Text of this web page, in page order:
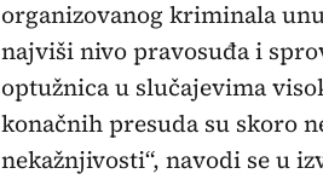
organizovanog kriminala
najviši nivo pravosuđa i
optužnica u slučajevima
konačnih presuda su skoro
nekažnjivosti“, navodi se u